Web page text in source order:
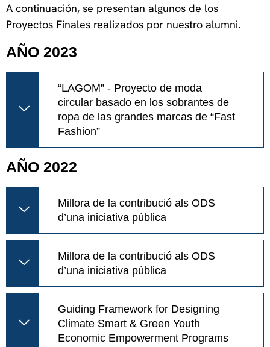
A continuación, se presentan algunos de los
Proyectos Finales realizados por nuestro alumni.
AÑO 2023
“LAGOM” - Proyecto de moda
circular basado en los sobrantes de
ropa de las grandes marcas de “Fast
Fashion”
AÑO 2022
Millora de la contribució als ODS
d’una iniciativa pública
Millora de la contribució als ODS
d’una iniciativa pública
Guiding Framework for Designing
Climate Smart & Green Youth
Economic Empowerment Programs